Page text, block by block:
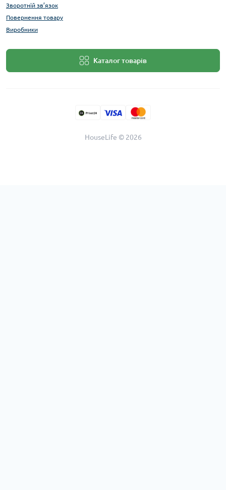
Зворотній зв’язок
Повернення товару
Виробники
Каталог товарів
HouseLife © 2026